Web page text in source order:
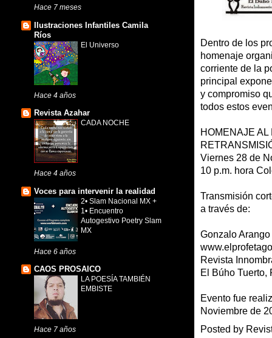
Dentro de los
homenaje
corriente de la
principal
y compromiso
todos estos
HOMENAJE
Viernes 28 de
10 p.m. hora
Transmisión
a través de:
Gonzalo
Revista
El Búho Tuerto,
Evento fue
Noviembre de
Posted by
Hace 7 meses
Ilustraciones Infantiles Camila
Ríos
El Universo
Hace 4 años
Revista Azahar
CADA NOCHE
Hace 4 años
Voces para intervenir la realidad
2• Slam Nacional MX +
1• Encuentro
Autogestivo Poetry Slam
MX
Hace 6 años
CAOS PROSAICO
LA POESÍA TAMBIÉN
EMBISTE
Hace 7 años